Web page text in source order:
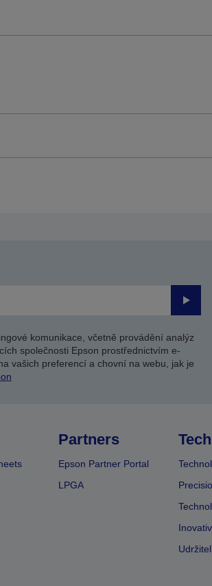
Odeslat
komunikace, včetně provádění analýz
společnosti Epson prostřednictvím e-
vašich preferencí a chovní na webu, jak je
Partners
Epson Partner Portal
LPGA